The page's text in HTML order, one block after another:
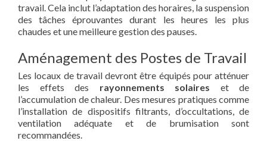
travail. Cela inclut l’adaptation des horaires, la suspension
des tâches éprouvantes durant les heures les plus
chaudes et une meilleure gestion des pauses.
Aménagement des Postes de Travail
Les locaux de travail devront être équipés pour atténuer
les effets des rayonnements solaires et de
l’accumulation de chaleur. Des mesures pratiques comme
l’installation de dispositifs filtrants, d’occultations, de
ventilation adéquate et de brumisation sont
recommandées.